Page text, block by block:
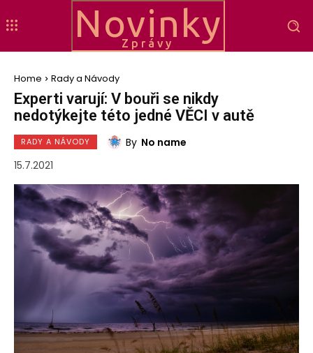
Novinky
Zprávy
Home Rady a Návody
Experti varují: V bouři se nikdy
nedotýkejte této jedné VĚCI v autě
RADY A NÁVODY By No name
15.7.2021